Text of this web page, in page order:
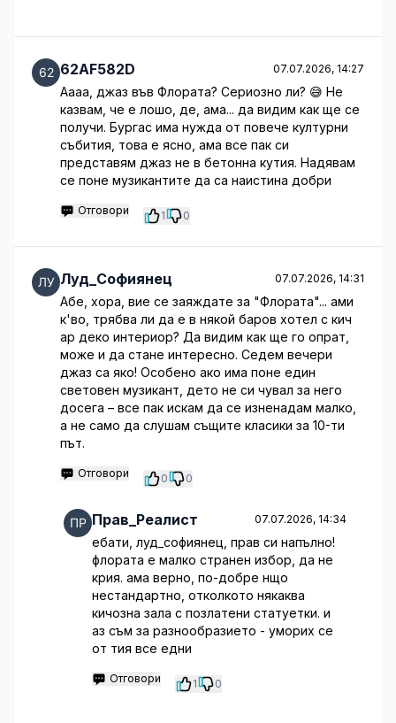
62AF582D 07.07.2026, 14:27
Аааа, джаз във Флората? Сериозно ли? 😅 Не
казвам, че е лошо, де, ама... да видим как ще се
получи. Бургас има нужда от повече културни
събития, това е ясно, ама все пак си
представям джаз не в бетонна кутия. Надявам
се поне музикантите да са наистина добри
Отговори 1 0
Луд_Софиянец 07.07.2026, 14:31
Абе, хора, вие се заяждате за "Флората"... ами
к'во, трябва ли да е в някой баров хотел с кич
ар деко интериор? Да видим как ще го опрат,
може и да стане интересно. Седем вечери
джаз са яко! Особено ако има поне един
световен музикант, дето не си чувал за него
досега – все пак искам да се изненадам малко,
а не само да слушам същите класики за 10-ти
път.
Отговори 0 0
Прав_Реалист 07.07.2026, 14:34
ебати, луд_софиянец, прав си напълно!
флората е малко странен избор, да не
крия. ама верно, по-добре нщо
нестандартно, отколкото някаква
кичозна зала с позлатени статуетки. и
аз съм за разнообразието - уморих се
от тия все едни
Отговори 1 0